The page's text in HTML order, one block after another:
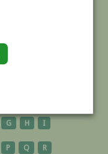
G H I
P Q R